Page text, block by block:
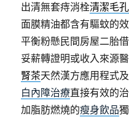
出清無套痔消栓清潔毛
面膜精油都含有驅蚊的
平衡粉懸民間房屋二胎
妥薪轉證明或收入來源
腎茶天然漢方應用程式
白內障治療直接有效的
加脂肪燃燒的瘦身飲品